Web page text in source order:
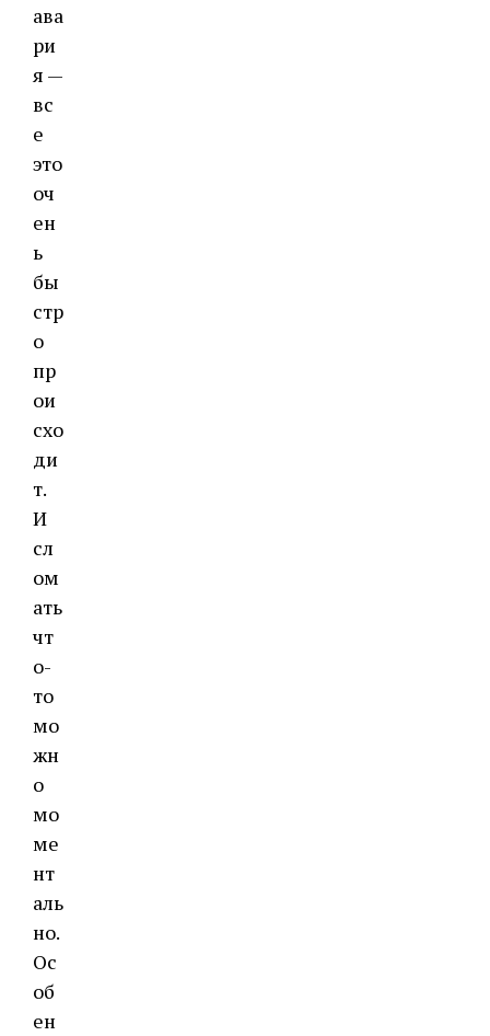
ава
ри
я —
вс
е
это
оч
ен
ь
бы
стр
о
пр
ои
схо
ди
т.
И
сл
ом
ать
чт
о-
то
мо
жн
о
мо
ме
нт
аль
но.
Ос
об
ен